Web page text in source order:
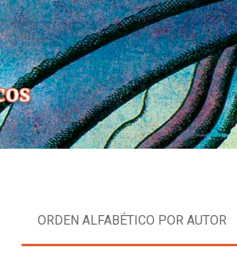
Skip
to
content
ORDEN ALFABÉTICO POR AUTOR